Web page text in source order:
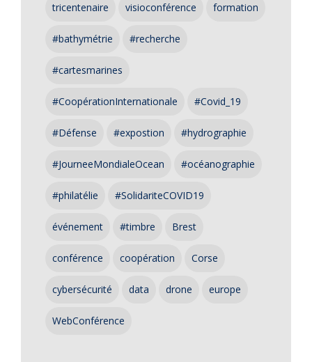
tricentenaire visioconférence formation
#bathymétrie #recherche
#cartesmarines
#CoopérationInternationale #Covid_19
#Défense #expostion #hydrographie
#JourneeMondialeOcean #océanographie
#philatélie #SolidariteCOVID19
événement #timbre Brest
conférence coopération Corse
cybersécurité data drone europe
WebConférence